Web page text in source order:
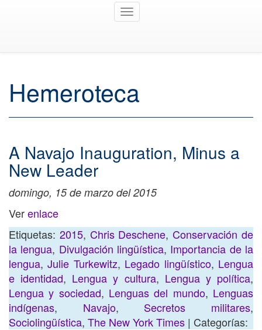
Toggle
Hemeroteca
A Navajo Inauguration, Minus a
New Leader
domingo, 15 de marzo del 2015
Verenlace
Etiquetas: 2015, Chris Deschene,Conservación de
la lengua, Divulgación lingüística, Importancia de la
lengua,Julie Turkewitz, Legado lingüístico, Lengua
e identidad, Lengua y cultura, Lengua y política,
Lengua y sociedad, Lenguas del mundo, Lenguas
indígenas, Navajo, Secretos militares,
Sociolingüística, The New York Times | Categorías: